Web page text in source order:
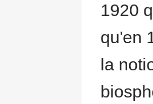
1920
qu'en
la